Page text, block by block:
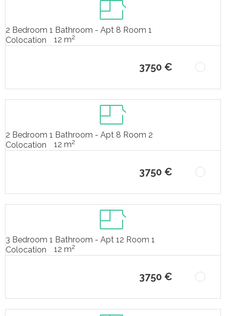
2 Bedroom 1 Bathroom - Apt 8 Room 1
Colocation
12 m2
3750 €
2 Bedroom 1 Bathroom - Apt 8 Room 2
Colocation
12 m2
3750 €
3 Bedroom 1 Bathroom - Apt 12 Room 1
Colocation
12 m2
3750 €